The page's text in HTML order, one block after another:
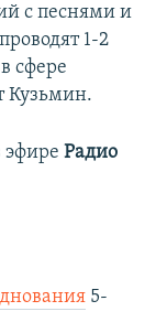
с песнями и
1-2
сфере
Кузьмин.
эфире Радио
5-